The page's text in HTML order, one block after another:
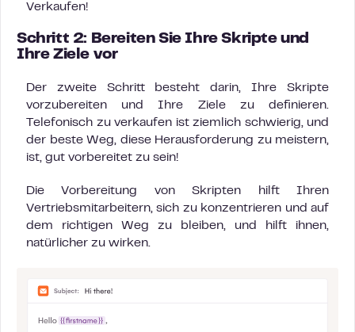
Verkaufen!
Schritt 2: Bereiten Sie Ihre Skripte und
Ihre Ziele vor
Der zweite Schritt besteht darin, Ihre Skripte
vorzubereiten und Ihre Ziele zu definieren.
Telefonisch zu verkaufen ist ziemlich schwierig, und
der beste Weg, diese Herausforderung zu meistern,
ist, gut vorbereitet zu sein!
Die Vorbereitung von Skripten hilft Ihren
Vertriebsmitarbeitern, sich zu konzentrieren und auf
dem richtigen Weg zu bleiben, und hilft ihnen,
natürlicher zu wirken.